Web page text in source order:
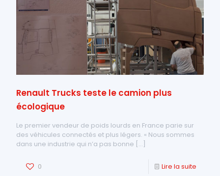
Renault Trucks teste le camion plus
écologique
Le premier vendeur de poids lourds en France parie sur
des véhicules connectés et plus légers. « Nous sommes
dans une industrie qui n’a pas bonne […]
0 Lire la suite